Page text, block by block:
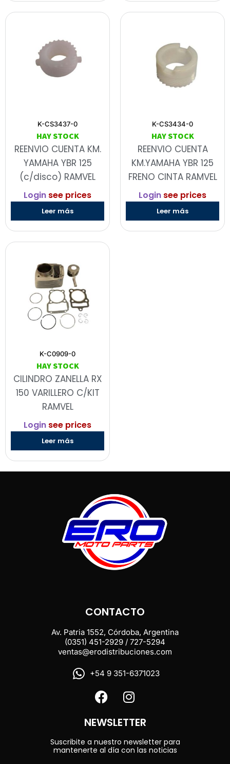
K-CS3437-0
HAY STOCK
REENVIO CUENTA KM.
YAMAHA YBR 125
(c/disco) RAMVEL
Login see prices
Leer más
K-CS3434-0
HAY STOCK
REENVIO CUENTA
KM.YAMAHA YBR 125
FRENO CINTA RAMVEL
Login see prices
Leer más
K-C0909-0
HAY STOCK
CILINDRO ZANELLA RX
150 VARILLERO C/KIT
RAMVEL
Login see prices
Leer más
CONTACTO
Av. Patria 1552, Córdoba, Argentina
(0351) 451-2929 / 727-5294
ventas@erodistribuciones.com
+54 9 351-6371023
NEWSLETTER
Suscribite a nuestro newsletter para
mantenerte al día con las noticias